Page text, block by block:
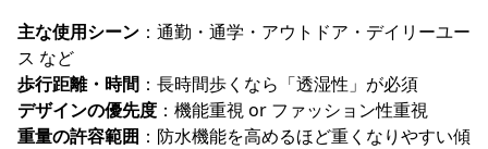
主な使用シーン ：通勤・通学・アウトドア・デイリーユー
ス など
歩行距離・時間 ：長時間歩くなら「透湿性」が必須
デザインの優先度 ：機能重視 or ファッション性重視
重量の許容範囲 ：防水機能を高めるほど重くなりやすい傾